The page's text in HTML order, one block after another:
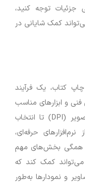
جزئیات توجه کنید،
کمک شایانی در
کتاب، یک فرآیند
و ابزارهای مناسب
دارد. از تنظیمات اولیه مانند وضوح تصویر (DPI) تا انتخاب
حرفه‌ای،
همگی بخش‌های مهم
کمک کند که
و نمودارها به‌طور